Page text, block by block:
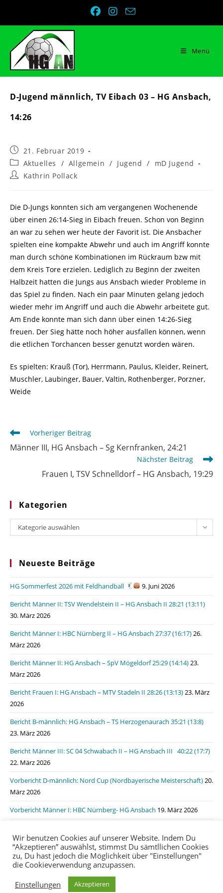
Menü
D-Jugend männlich, TV Eibach 03 – HG Ansbach,
14:26
Beitrag
veröffentlicht:
21. Februar 2019
Beitrags-
Kategorie:
Aktuelles / Allgemein / Jugend /
mD Jugend
Beitrags-
Kathrin Pollack
Die D-Jungs konnten sich am vergangenen Wochenende
über einen 26:14-Sieg in Eibach freuen. Schon von Beginn
an war zu sehen wer heute der Favorit ist. Die Ansbacher
spielten eine kompakte Abwehr und auch im Angriff konnte
man durch schöne Kombinationen im Rückraum bzw mit
dem Kreis Tore erzielen. Lediglich zu Beginn der zweiten
Halbzeit hatten die Jungs aus Ansbach wieder Probleme in
das Spiel zu finden. Nach ein paar Minuten gelang jedoch
wieder mehr im Angriff und auch die Abwehr arbeitete gut.
Am Ende konnte man sich dann über einen 14:26-Sieg
freuen. Der Sieg hätte noch höher ausfallen können, wenn
die etlichen Torchancen besser genutzt worden wären.
Es spielten: Krauß (Tor), Herrmann, Paulus, Kleider, Reinert,
Muschler, Laubinger, Bauer, Valtin, Rothenberger, Porzner,
Weide
Weitere
Artikel
ansehen
Vorheriger Beitrag
Männer III, HG Ansbach – Sg Kernfranken, 24:21
Nächster Beitrag
Frauen I, TSV Schnelldorf – HG Ansbach, 19:29
Kategorien
Kategorien
Kategorie auswählen
Neueste Beiträge
HG Sommerfest 2026 mit Feldhandball
9. Juni 2026
Bericht Männer II: TSV Wendelstein II – HG Ansbach II 28:21 (13:11)
30. März 2026
Bericht Männer I: HBC Nürnberg II – HG Ansbach 27:37 (16:17)26.
März 2026
Bericht Männer II: HG Ansbach – SpV Mögeldorf 25:29 (14:14)23.
März 2026
Bericht Frauen I: HG Ansbach – MTV Stadeln II 28:26 (13:13)23. März
2026
Bericht B-männlich: HG Ansbach – TS Herzogenaurach 35:21 (13:8)
23. März 2026
Bericht Männer III: SC 04 Schwabach II – HG Ansbach III 40:22 (17:7)
22. März 2026
Vorbericht D-männlich: Nord Cup (Nordbayerische Meisterschaft)20.
März 2026
Vorbericht Männer I: HBC Nürnberg- HG Ansbach 19. März 2026
19. März 2026
Impressum Datenschutzerklärung
Wir benutzen Cookies auf unserer Website. Indem Du
“Akzeptieren” auswählst, stimmst Du sämtllichen Cookies
zu, Du hast jedoch die Möglichkeit über "Einstellungen"
die Cookieverwendung anzupassen.
Einstellungen
Akzeptieren